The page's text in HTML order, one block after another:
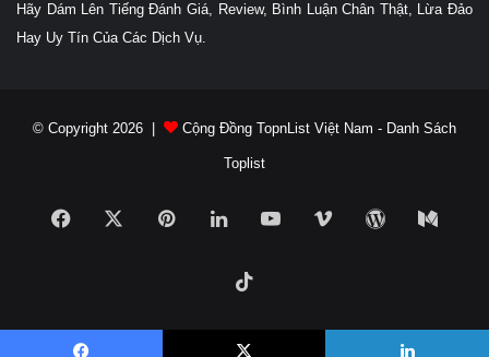
Hãy Dám Lên Tiếng Đánh Giá, Review, Bình Luận Chân Thật, Lừa Đảo
Hay Uy Tín Của Các Dịch Vụ.
© Copyright 2026 | Cộng Đồng TopnList Việt Nam - Danh Sách
Toplist
Facebook PinterestLinkedInYouTubeVimeo WordPress